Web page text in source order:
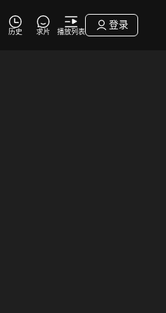
历史 求片 播放列表
登录